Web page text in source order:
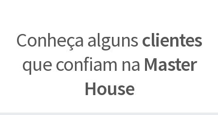
Conheça algunsclientes
que confiam na Master
House